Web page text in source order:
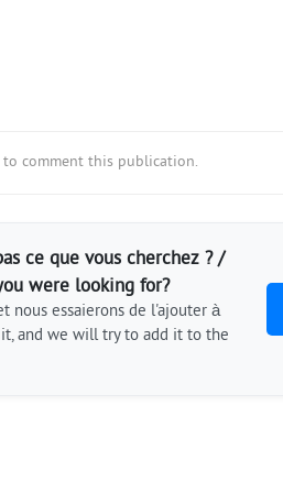
comment this publication.
ce que vous cherchez ? /
were looking for?
nous essaierons de l'ajouter à
and we will try to add it to the